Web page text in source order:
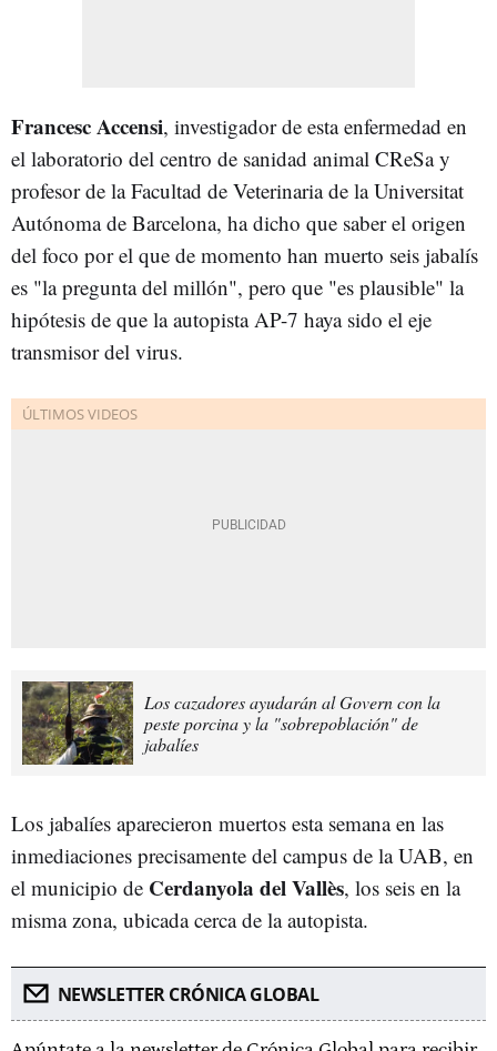
Francesc Accensi, investigador de esta enfermedad en
el laboratorio del centro de sanidad animal CReSa y
profesor de la Facultad de Veterinaria de la Universitat
Autónoma de Barcelona, ha dicho que saber el origen
del foco por el que de momento han muerto seis jabalís
es "la pregunta del millón", pero que "es plausible" la
hipótesis de que la autopista AP-7 haya sido el eje
transmisor del virus.
Los cazadores ayudarán al Govern con la
peste porcina y la "sobrepoblación" de
jabalíes
Los jabalíes aparecieron muertos esta semana en las
inmediaciones precisamente del campus de la UAB, en
el municipio de Cerdanyola del Vallès, los seis en la
misma zona, ubicada cerca de la autopista.
NEWSLETTER CRÓNICA GLOBAL